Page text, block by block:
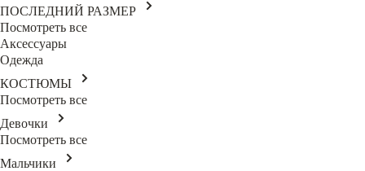
ПОСЛЕДНИЙ РАЗМЕР
Посмотреть все
Аксессуары
Одежда
КОСТЮМЫ
Посмотреть все
Девочки
Посмотреть все
Мальчики